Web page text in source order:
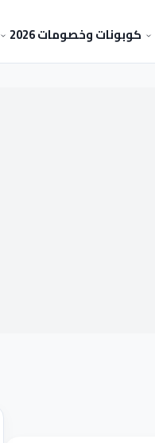
كوبونات وخصومات 2026